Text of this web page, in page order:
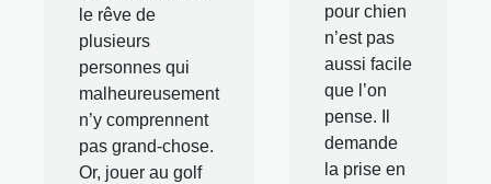
le rêve de
plusieurs
personnes qui
malheureusement
n’y comprennent
pas grand-chose.
Or, jouer au golf
pour chien
n’est pas
aussi facile
que l’on
pense. Il
demande
la prise en